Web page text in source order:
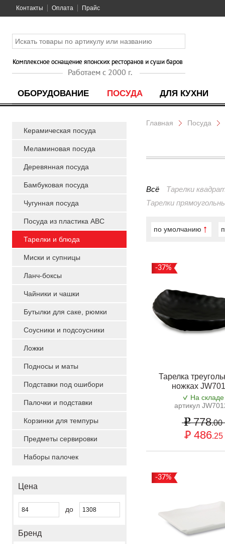
Контакты Оплата Прайс
ОБОРУДОВАНИЕ ПОСУДА ДЛЯ КУХНИ
Керамическая посуда
Меламиновая посуда
Деревянная посуда
Бамбуковая посуда
Чугунная посуда
Посуда из пластика ABC
Тарелки и блюда
Миски и супницы
Ланч-боксы
Чайники и чашки
Бутылки для саке, рюмки
Соусники и подсоусники
Ложки
Подносы и маты
Подставки под ошибори
Палочки и подставки
Корзинки для темпуры
Предметы сервировки
Наборы палочек
Цена
до
Бренд
Главная Посуда
Всё
Тарелки
Тарелки
по умолчанию
-37%
Тарелка
ножках
На складе
артикул
778.00
486.25
-37%